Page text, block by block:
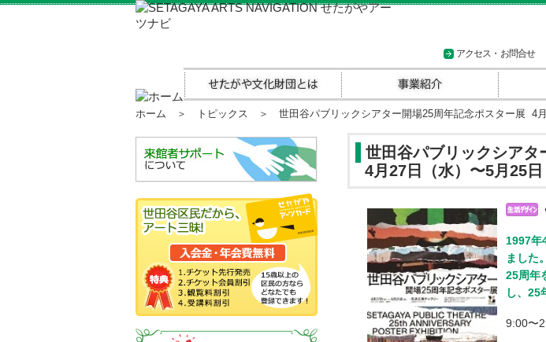
アクセス・お問合せ
ホーム ＞ トピックス ＞ 世田谷パブリックシアター開場25周年記念ポスター展
世田谷パブリックシアタ
4月27日（水）〜5月25
1997年
ました
25周年
し、25
9:00〜